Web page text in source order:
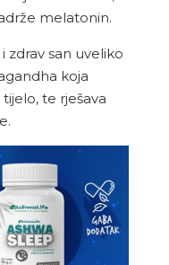
melatonin.
zdrav san uveliko
koja
te rješava